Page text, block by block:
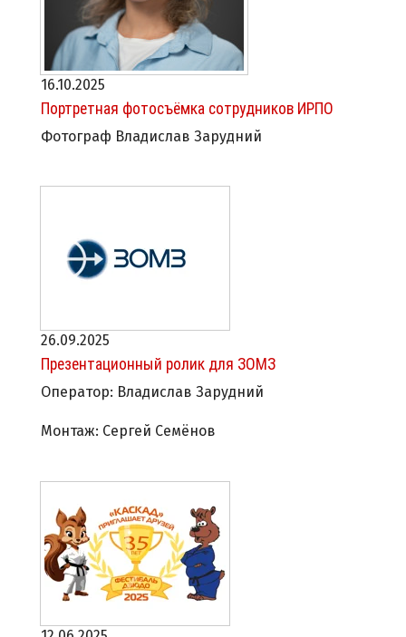
16.10.2025
Портретная фотосъёмка сотрудников ИРПО
Фотограф Владислав Зарудний
26.09.2025
Презентационный ролик для ЗОМЗ
Оператор: Владислав Зарудний
Монтаж: Сергей Семёнов